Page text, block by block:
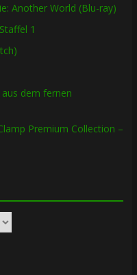
Another World (Blu-ray)
1
aus dem fernen
Premium Collection –